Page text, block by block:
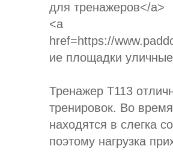
для тренажеров</a>
<a
href=https://
ие площадки
Тренажер Т113
тренировок. Во
находятся в слегка
поэтому нагрузка